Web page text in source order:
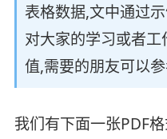
表格数据,文中通过
对大家的学习或者
值,需要的朋友可以
我们有下面一张PDF